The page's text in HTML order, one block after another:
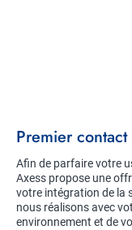
Title
Premier
Description
Afin de parfaire votre
Axess propose une
votre intégration de la
nous réalisons avec
environnement et de